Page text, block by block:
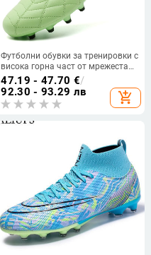
Футболни обувки за тренировки с
висока горна част от мрежеста
материя, за деца, ученици,
тийнейджъри и възрастни
47.19 - 47.70 €/
92.30 - 93.29 лв
add_shopping_cart